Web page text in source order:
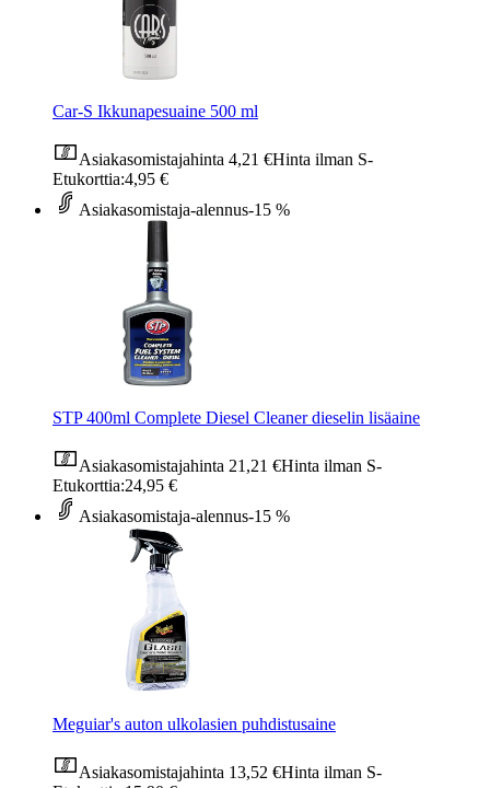
Car-S Ikkunapesuaine 500 ml
Asiakasomistajahinta 4,21 €Hinta ilman S-
Etukorttia:4,95 €
Asiakasomistaja-alennus-15 %
STP 400ml Complete Diesel Cleaner dieselin lisäaine
Asiakasomistajahinta 21,21 €Hinta ilman S-
Etukorttia:24,95 €
Asiakasomistaja-alennus-15 %
Meguiar's auton ulkolasien puhdistusaine
Asiakasomistajahinta 13,52 €Hinta ilman S-